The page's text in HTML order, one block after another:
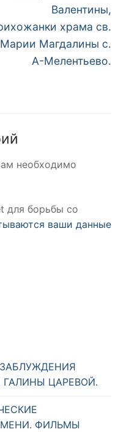
Валентины,
храма св.
Марии Магдалины с.
А-Мелентьево.
необходимо
для борьбы со
ваши данные
ЦАРЕВОЙ.
ФИЛЬМЫ